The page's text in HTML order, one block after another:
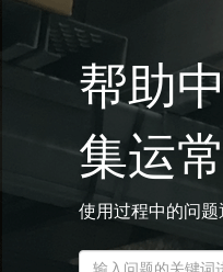
帮助
集运
使用过程中的问